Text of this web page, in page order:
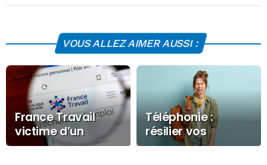
désormais au niveau Corp., en tant que Social Media &
de faire rayonner la marque et d’accroître sa notoriété à
travers les initiatives suivantes : lancement d’une
advocacy, accélération de notre empreinte digitale
(réseaux sociaux, SEO, SEA…).
VOUS ALLEZ AIMER AUSSI :
France Travail
victime d’un
nouveau
Téléphonie :
résilier vos
abonnements va